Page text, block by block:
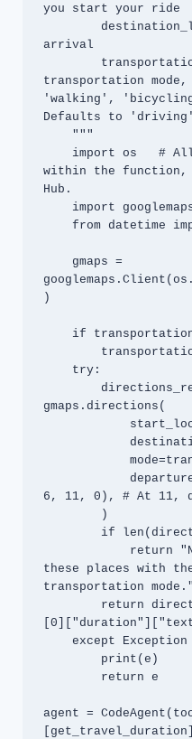
you start your ride
arrival
transportation
'walking',
Defaults to
within the
Hub.
)
gmaps.directions(
6, 11, 0), # At 11,
these places with
transportation mode."
agent =